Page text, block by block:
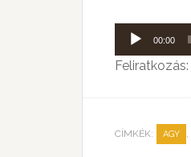
Audió
lejátszó
00:00
Feliratkozás:
CÍMKÉK: AGY ,